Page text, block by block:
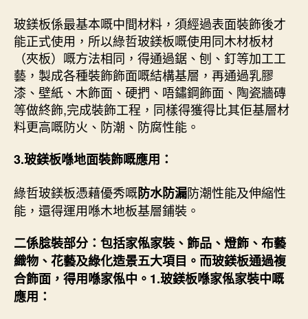
玻鎂板係最基本嘅中間材料，須經過表面裝飾後才
能正式使用，所以綠哲玻鎂板嘅使用同木材板材
（夾板）嘅方法相同，得通過鋸、刨、釘等加工工
藝，製成各種裝飾飾面嘅結構基層，再通過乳膠
漆、壁紙、木飾面、硬捫、唔鏽鋼飾面、陶瓷牆磚
等做終飾,完成裝飾工程，同樣得獲得比其佢基層材
料更高嘅防火、防潮、防腐性能。
3.玻鎂板喺地面裝飾嘅應用：
綠哲玻鎂板憑藉優秀嘅防水防漏防潮性能及伸縮性
能，還得運用喺木地板基層鋪裝。
二係腍裝部分：包括家俬家裝、飾品、燈飾、布藝
織物、花藝及綠化造景五大項目。而玻鎂板通過複
合飾面，得用喺家俬中。1.玻鎂板喺家俬家裝中嘅
應用：